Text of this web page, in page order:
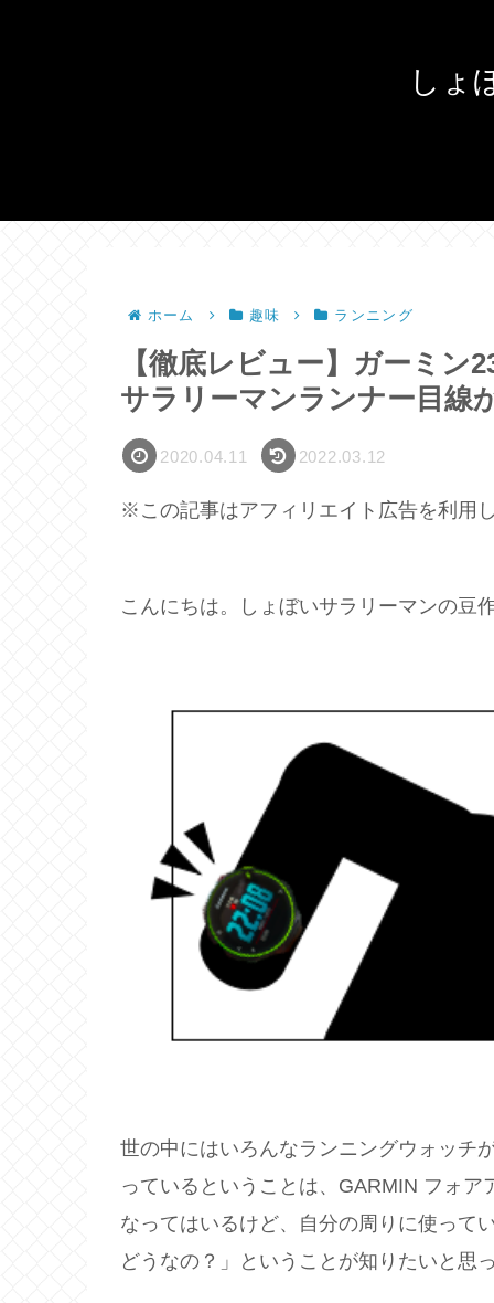
しょ
ホーム 趣味 ランニング
【徹底レビュー】ガーミ
サラリーマンランナー目線
2020.04.11 2022.03.12
※この記事はアフィリエイト広告を利用
こんにちは。しょぼいサラリーマンの豆
世の中にはいろんなランニングウォッチ
っているということは、GARMIN フォ
なってはいるけど、自分の周りに使って
どうなの？」ということが知りたいと思